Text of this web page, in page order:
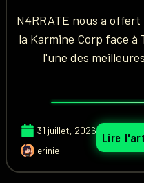
N4RRATE nous a
la Karmine Corp face
l'une des
31 juillet, 2026
erinie
Lire